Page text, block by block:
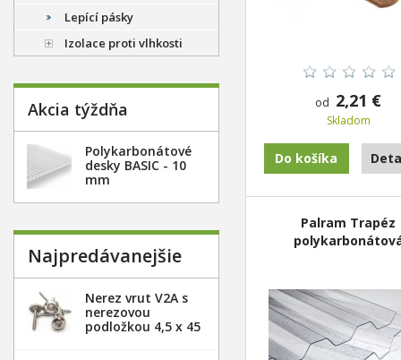
od 2,21 €
Skladom
Do košíka
Palram Trapéz
Lepící pásky
Izolace proti vlhkosti
Akcia týždňa
Polykarbonátové
desky BASIC - 10
mm
Najpredávanejšie
Nerez vrut V2A s
nerezovou
podložkou 4,5 x 45